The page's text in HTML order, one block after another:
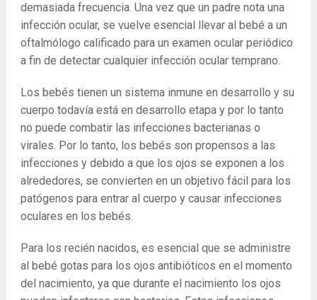
demasiada frecuencia. Una vez que un padre nota una
infección ocular, se vuelve esencial llevar al bebé a un
oftalmólogo calificado para un examen ocular periódico
a fin de detectar cualquier infección ocular temprano.
Los bebés tienen un sistema inmune en desarrollo y su
cuerpo todavía está en desarrollo etapa y por lo tanto
no puede combatir las infecciones bacterianas o
virales. Por lo tanto, los bebés son propensos a las
infecciones y debido a que los ojos se exponen a los
alrededores, se convierten en un objetivo fácil para los
patógenos para entrar al cuerpo y causar infecciones
oculares en los bebés.
Para los recién nacidos, es esencial que se administre
al bebé gotas para los ojos antibióticos en el momento
del nacimiento, ya que durante el nacimiento los ojos